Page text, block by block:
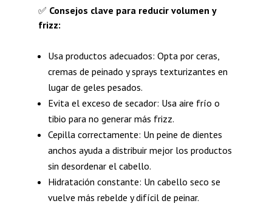
✅ Consejos clave para reducir volumen y
frizz:
Usa productos adecuados: Opta por ceras,
cremas de peinado y sprays texturizantes en
lugar de geles pesados.
Evita el exceso de secador: Usa aire frío o
tibio para no generar más frizz.
Cepilla correctamente: Un peine de dientes
anchos ayuda a distribuir mejor los productos
sin desordenar el cabello.
Hidratación constante: Un cabello seco se
vuelve más rebelde y difícil de peinar.